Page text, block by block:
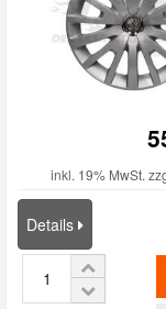
inkl. 19% MwSt.
Details